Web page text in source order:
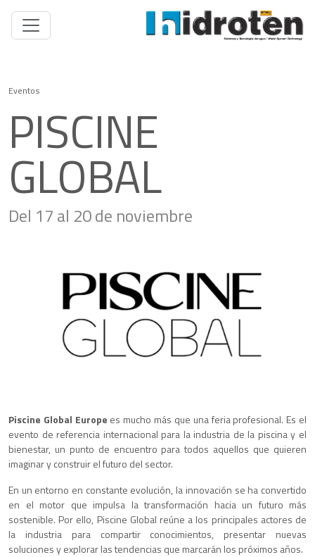
Eventos
PISCINE
GLOBAL
Del 17 al 20 de noviembre
Piscine Global Europe es mucho más que una feria profesional. Es el
evento de referencia internacional para la industria de la piscina y el
bienestar, un punto de encuentro para todos aquellos que quieren
imaginar y construir el futuro del sector.
En un entorno en constante evolución, la innovación se ha convertido
en el motor que impulsa la transformación hacia un futuro más
sostenible. Por ello, Piscine Global reúne a los principales actores de
la industria para compartir conocimientos, presentar nuevas
soluciones y explorar las tendencias que marcarán los próximos años.